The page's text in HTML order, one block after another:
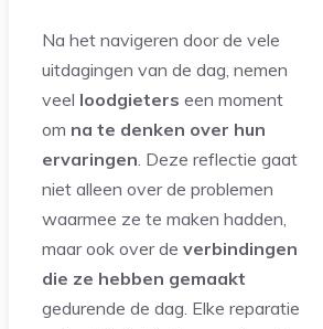
Na het navigeren door de vele
uitdagingen van de dag, nemen
veel loodgieters een moment
om na te denken over hun
ervaringen . Deze reflectie gaat
niet alleen over de problemen
waarmee ze te maken hadden,
maar ook over de verbindingen
die ze hebben gemaakt
gedurende de dag. Elke reparatie